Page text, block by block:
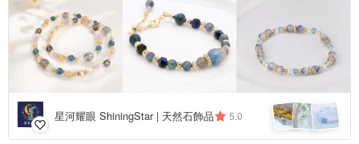
星河耀眼 ShiningStar | 天然石飾品 5.0